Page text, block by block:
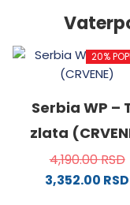
20%
Serbia WP –
zlata
4,190.00RSD
3,352.00 RSD